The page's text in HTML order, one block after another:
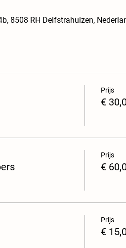
8508 RH Delfstrahuizen,
Prijs
€
Prijs
€
Prijs
€